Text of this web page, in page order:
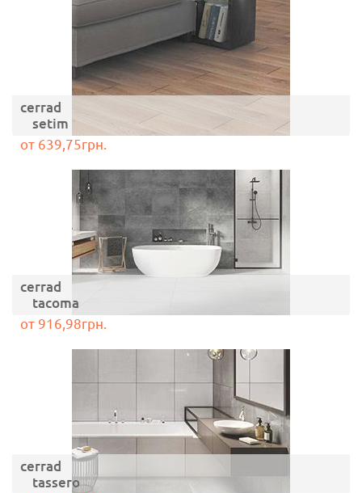
cerrad
setim
от 639,75грн.
cerrad
tacoma
от 916,98грн.
cerrad
tassero